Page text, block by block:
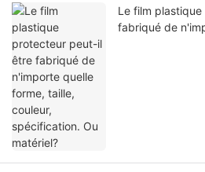
Le film
fabriqué de